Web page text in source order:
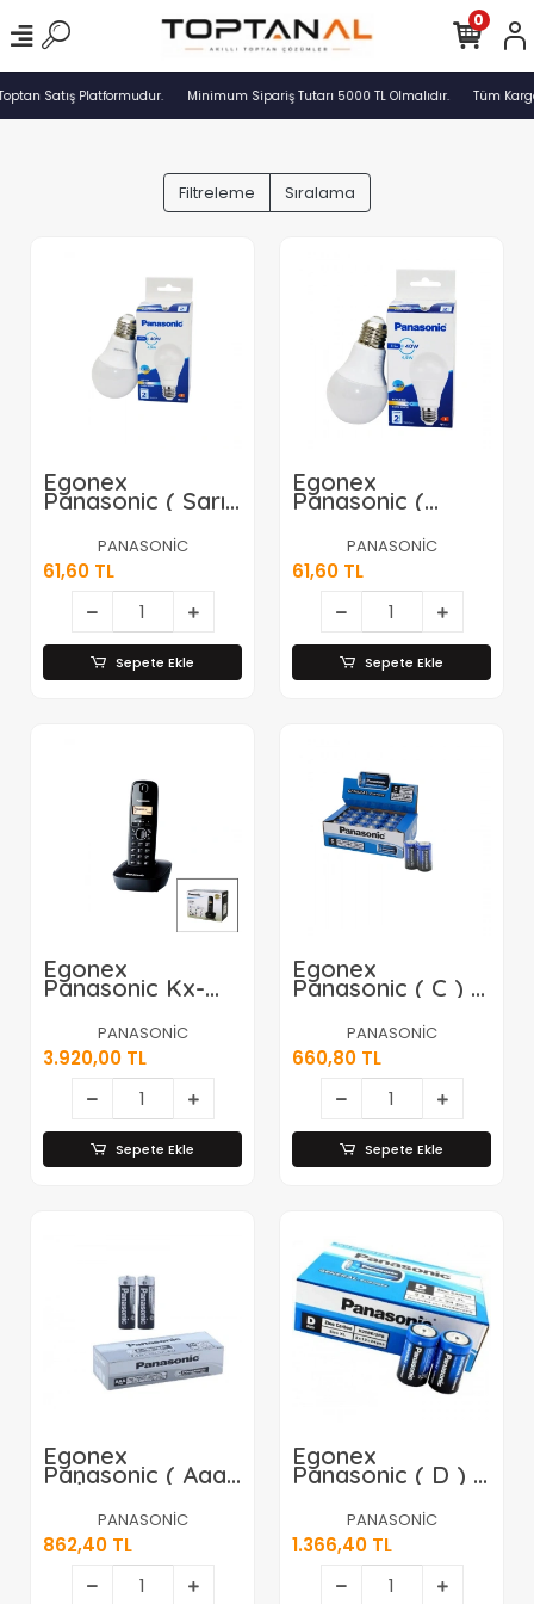
Satış Platformudur. Minimum Sipariş Tutarı 5000 TL Olmalıdır. Tüm
0
Filtreleme Sıralama
Egonex
Panasonic ( Sarı )
( E27 ) (
4.9w=40w ) Led
Ampul ( Warm
White ) ( 470lm
)*20x5
PANASONİC
61,60 TL
Sepete Ekle
Egonex
Panasonic (
Beyaz ) ( E27 ) (
4.9w=43w ) Led
Ampul ( Cool
White ) ( 515lm
)*20x5
PANASONİC
61,60 TL
Sepete Ekle
Egonex
Panasonic Kx-
tg1611 (siyah &
Oval) (dijital)
(kablosuz &
Telsiz) Telefon
(arayan No
Görme) (50
Hafıza) (10no
Tekrar
Arama)*36
PANASONİC
3.920,00 TL
Sepete Ekle
Egonex
Panasonic ( C ) (
Orta ) Pil ( 24pcs
)*1x20PANASONİC
660,80 TL
Sepete Ekle
Egonex
Panasonic ( Aaa
) ( İnce ) Pil (
60pcs )*1x20
PANASONİC
862,40 TL
Egonex
Panasonic ( D ) (
Büyük ) Pil (
24pcs )*1x12
PANASONİC
1.366,40 TL